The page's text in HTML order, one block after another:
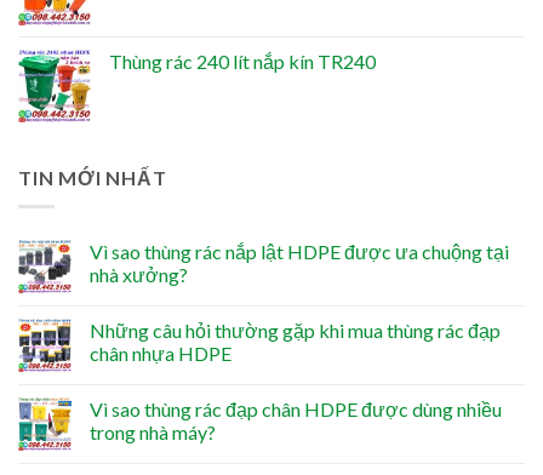
Thùng rác 240 lít nắp kín TR240
TIN MỚI NHẤT
Vì sao thùng rác nắp lật HDPE được ưa chuộng tại
nhà xưởng?
Những câu hỏi thường gặp khi mua thùng rác đạp
chân nhựa HDPE
Vì sao thùng rác đạp chân HDPE được dùng nhiều
trong nhà máy?